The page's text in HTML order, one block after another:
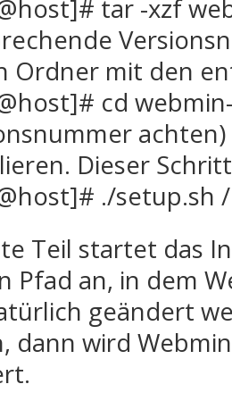
tar -xzf
Ordner mit den
cd
achten)
Dieser
./setup.sh
Teil startet das
Pfad an, in dem
geändert
dann wird